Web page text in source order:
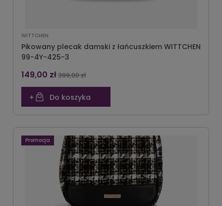
WITTCHEN
Pikowany plecak damski z łańcuszkiem WITTCHEN
99-4Y-425-3
149,00 zł399,00 zł
Do koszyka
Promocja